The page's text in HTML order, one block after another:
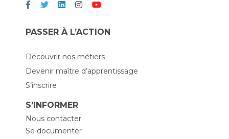
PASSER À L’ACTION
Découvrir nos métiers
Devenir maître d’apprentissage
S’inscrire
S’INFORMER
Nous contacter
Se documenter